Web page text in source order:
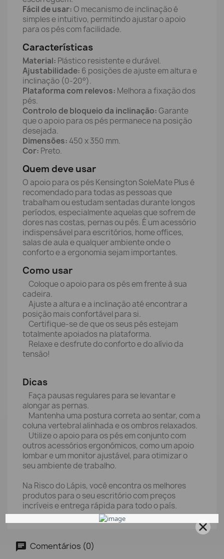
Fácil de usar:O mecanismo de inclinação é
simples e intuitivo, permitindo ajustar o apoio
para os pés com facilidade.
Características
Material: Plástico resistente e durável.
Ajustabilidade: 6 posições de ajuste em altura e
inclinação (0-20°).
Plataforma com relevos: Melhora a fixação dos
pés.
Controlo de bloqueio da inclinação:Garante
que o apoio para os pés permanece na posição
desejada.
Dimensões: 450 x 350 mm.
Cor: Preto.
Quem deve usar
O apoio para os pés Kensington SoleMate Plus é
recomendado para todas as pessoas que
trabalham ou estudam sentadas durante longos
períodos, especialmente aquelas que sofrem de
dores nas costas, pernas ou pés. É um acessório
indispensável para escritórios, home offices,
salas de aula e qualquer ambiente onde o
conforto e a ergonomia sejam importantes.
Como usar
Coloque o apoio para os pés em frente à sua
cadeira.
Ajuste a altura e a inclinação até encontrar a
posição mais confortável para si.
Certifique-se de que os seus pés estejam
totalmente apoiados na plataforma.
Relaxe e desfrute do conforto e do alívio da
tensão!
Dicas
Faça pausas regulares para se levantar e
alongar as pernas.
Mantenha uma postura correta ao sentar, com a
coluna vertebral alinhada e os ombros relaxados.
Utilize o apoio para os pés em conjunto com
outros acessórios ergonómicos, como um apoio
lombar e um monitor ajustável, para otimizar o
seu ambiente de trabalho.
Na Risco do Lápis, você encontra os melhores
produtos para o seu escritório com preços
incríveis e entrega rápida para todo o país.
Comentários (0)